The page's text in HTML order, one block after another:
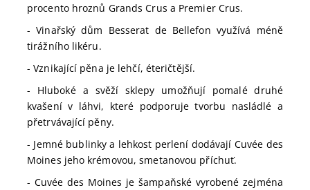
procento hroznů Grands Crus a Premier Crus.
- Vinařský dům Besserat de Bellefon využívá méně
tirážního likéru.
- Vznikající pěna je lehčí, éteričtější.
- Hluboké a svěží sklepy umožňují pomalé druhé
kvašení v láhvi, které podporuje tvorbu nasládlé a
přetrvávající pěny.
- Jemné bublinky a lehkost perlení dodávají Cuvée des
Moines jeho krémovou, smetanovou příchuť.
- Cuvée des Moines je šampaňské vyrobené zejména